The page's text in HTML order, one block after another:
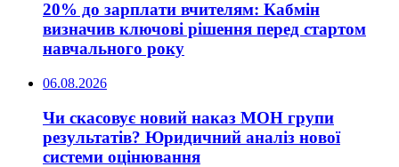
20% до зарплати вчителям: Кабмін
визначив ключові рішення перед стартом
навчального року
06.08.2026
Чи скасовує новий наказ МОН групи
результатів? Юридичний аналіз нової
системи оцінювання